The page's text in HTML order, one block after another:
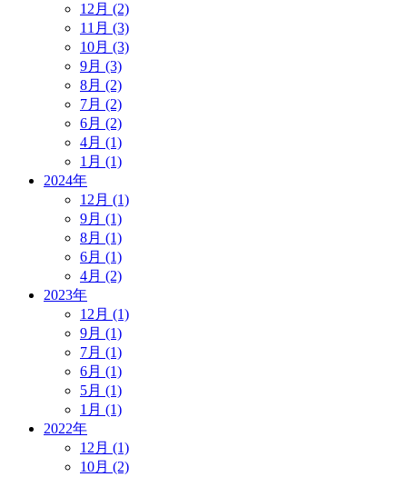
12月 (2)
11月 (3)
10月 (3)
9月 (3)
8月 (2)
7月 (2)
6月 (2)
4月 (1)
1月 (1)
2024年
12月 (1)
9月 (1)
8月 (1)
6月 (1)
4月 (2)
2023年
12月 (1)
9月 (1)
7月 (1)
6月 (1)
5月 (1)
1月 (1)
2022年
12月 (1)
10月 (2)